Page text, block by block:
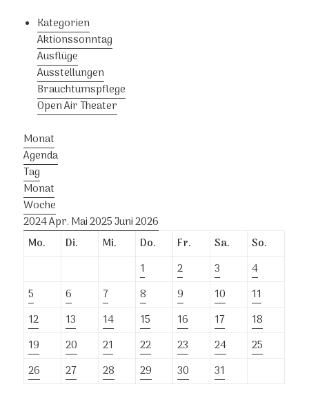
Kategorien
Aktionssonntag
Ausflüge
Ausstellungen
Brauchtumspflege
Open Air Theater
Monat
Agenda
Tag
Monat
Woche
2024Apr. Mai 2025Juni2026
Mo.
Di. Mi. Do. Fr. Sa.
So.
1
2 3
4
5
6 7 8 9 10
11
12
13 14 15 16 17
18
19
20 21 22 23 24
25
26
27 28 29 30 31